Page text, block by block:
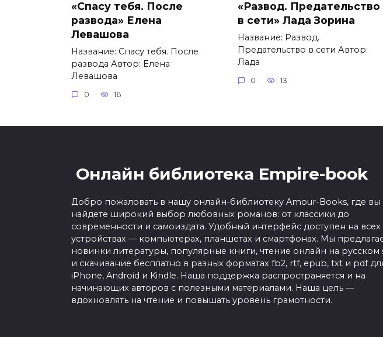
«Спасу тебя. После
развода» Елена
Левашова
Название: Спасу тебя. После
развода Автор: Елена
Левашова
0 16
«Развод. Предательство
в сети» Лада Зорина
Название: Развод.
Предательство в сети Автор:
Лада
0 13
Онлайн библиотека Empire-book
Добро пожаловать в нашу онлайн-библиотеку Amour-Books, где вы
найдете широкий выбор любовных романов: от классики до
современности и самоиздата. Удобный интерфейс доступен на всех
устройствах — компьютерах, планшетах и смартфонах. Мы
новинки литературы, популярные книги, чтение онлайн на русском
и скачивание бесплатно в разных форматах fb2, rtf, epub, txt и pdf
iPhone, Android и Kindle. Наша поддержка распространяется и на
начинающих авторов с полезными материалами. Наша цель —
вдохновлять на чтение и повышать уровень грамотности.